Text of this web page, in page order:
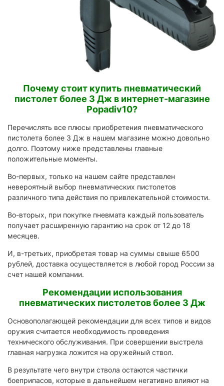
Почему стоит купить пневматический
пистолет более 3 Дж в интернет-магазине
Popadiv10?
Перечислять все плюсы приобретения пневматического
пистолета более 3 Дж в нашем магазине можно довольно
долго. Поэтому ниже представлены главные
положительные моменты.
Во-первых, только на нашем сайте представлен
невероятный выбор пневматических пистолетов
различного типа действия по привлекательной стоимости.
Во-вторых, при покупке пневмата каждый пользователь
получает расширенную гарантию на срок от 12 до 18
месяцев.
И, в-третьих, приобретая товар на суммы свыше 6500
рублей, доставка осуществляется в любой город России за
счет нашей компании.
Рекомендации использования
пневматических пистолетов более 3 Дж
Основополагающей рекомендации для всех типов и видов
оружия считается необходимость проведения
технического обслуживания. При совершении выстрела
главная нагрузка ложится на оружейный ствол.
В результате чего внутри ствола остаются частички
боеприпасов, которые в дальнейшем негативно влияют на